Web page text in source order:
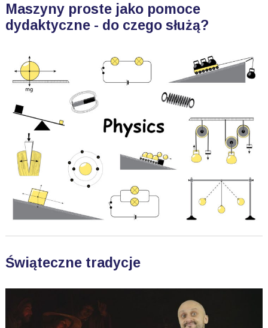
Maszyny proste jako pomoce
dydaktyczne - do czego służą?
Świąteczne tradycje